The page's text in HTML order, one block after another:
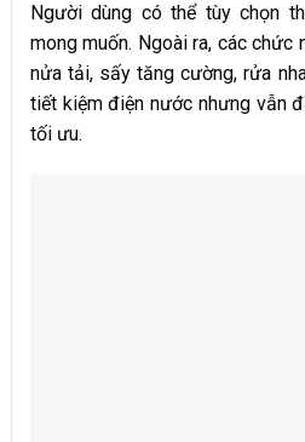
Người dùng có thể tùy chọn
mong muốn. Ngoài ra, các
nửa tải, sấy tăng cường, rửa
tiết kiệm điện nước nhưng vẫn
tối ưu.